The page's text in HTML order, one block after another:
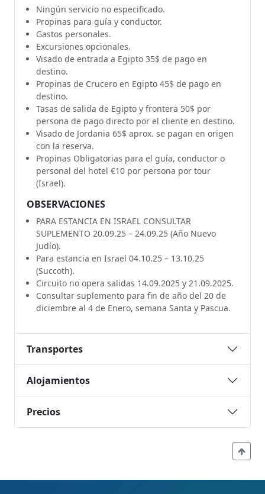
Ningún servicio no especificado.
Propinas para guía y conductor.
Gastos personales.
Excursiones opcionales.
Visado de entrada a Egipto 35$ de pago en
destino.
Propinas de Crucero en Egipto 45$ de pago en
destino.
Tasas de salida de Egipto y frontera 50$ por
persona de pago directo por el cliente en destino.
Visado de Jordania 65$ aprox. se pagan en origen
con la reserva.
Propinas Obligatorias para el guía, conductor o
personal del hotel €10 por persona por tour
(Israel).
OBSERVACIONES
PARA ESTANCIA EN ISRAEL CONSULTAR
SUPLEMENTO 20.09.25 – 24.09.25 (Año Nuevo
Judío).
Para estancia en Israel 04.10.25 – 13.10.25
(Succoth).
Circuito no opera salidas 14.09.2025 y 21.09.2025.
Consultar suplemento para fin de año del 20 de
diciembre al 4 de Enero, semana Santa y Pascua.
Transportes
Alojamientos
Precios